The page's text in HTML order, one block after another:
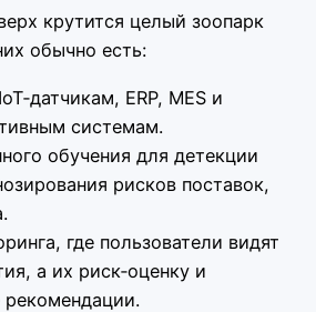
крутится целый зоопарк
обычно есть:
ERP, MES и
системам.
обучения для детекции
рисков поставок,
где пользователи видят
а их риск‑оценку и
рекомендации.